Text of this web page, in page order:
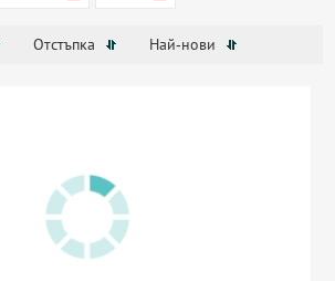
Отстъпка Най-нови